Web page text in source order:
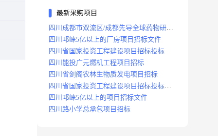
最新采购项目
四川成都市双流区/成都先导全球药物研发
生产基地(一期)(dj)项目招标标段
四川邛崃5亿以上的厂房项目招标文件
四川省国家投资工程建设项目招标投标
四川能投广元燃机工程项目招标
四川省剑阁农林生物质发电项目招标
四川省国家投资工程建设项目招标投标
2008年版
四川邛崃5亿以上的项目招标文件
四川路小学总承包项目招标